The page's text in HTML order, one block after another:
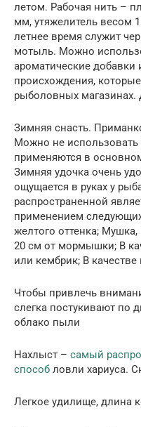
летом. Рабочая нить –
мм, утяжелитель весом
летнее время служит
мотыль. Можно
ароматические добавки
происхождения,
рыболовных магазинах.
Зимняя снасть.
Можно не
применяются в
Зимняя удочка очень
ощущается в руках у
распространенной
применением
желтого оттенка;
20 см от мормышки; В
или кембрик; В
Чтобы привлечь
слегка постукивают по
облако пыли
Нахлыст – самый
способ ловли хариуса.
Легкое удилище, длина